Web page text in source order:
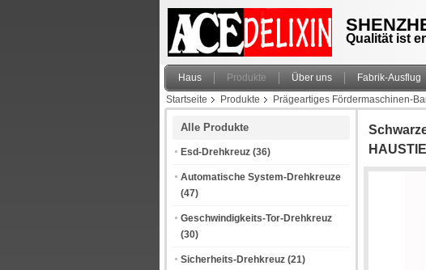
Qualität ist
Haus Produkte Über uns Fabrik-Ausflug
Startseite
Produkte Prägeartiges Fördermaschinen-
Alle Produkte
Esd-Drehkreuz (36)
Automatische System-Drehkreuze
(47)
Geschwindigkeits-Tor-Drehkreuz
(30)
Sicherheits-Drehkreuz (21)